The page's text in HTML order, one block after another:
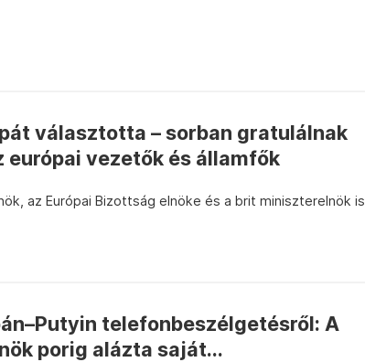
választotta – sorban gratulálnak
európai vezetők és államfők
az Európai Bizottság elnöke és a brit miniszterelnök is
telefonbeszélgetésről: A
porig alázta saját...